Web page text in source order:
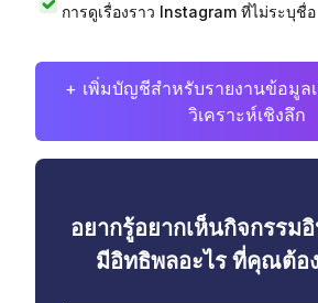
การดูเรื่องราว Instagram ที่ไม่ระบุชื่อ
+ เพิ่มบัญชีสำหรับรายงานข้อมูล
วิเคราะห์เชิงลึก
อยากรู้อยากเห็นกิจกรรม
มีอิทธิพลอะไร ที่คุณต้อ